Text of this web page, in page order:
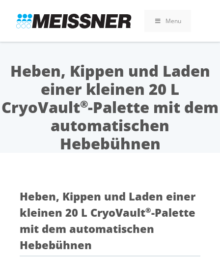
search
footer
Inhalt
springen
Menu
Heben, Kippen und Laden
einer kleinen 20 L
CryoVault®-Palette mit dem
automatischen
Hebebühnen
Heben, Kippen und Laden einer
kleinen 20 L CryoVault®-Palette
mit dem automatischen
Hebebühnen